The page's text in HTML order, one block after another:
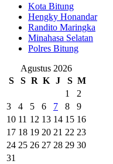
Kota Bitung
Hengky Honandar
Randito Maringka
Minahasa Selatan
Polres Bitung
Agustus 2026
S
S R K J S M
1
2
3
4 5 6 7 8
9
10 11 12 13 14 15 16
17 18 19 20 21 22 23
24 25 26 27 28 29 30
31